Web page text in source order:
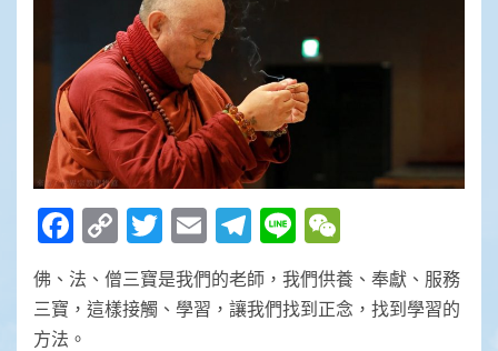
Facebook
Copy
Link
Twitter
EmailTelegram
Line
佛、法、僧三寶是我們的老師，我們供養、奉獻、服務
三寶，這樣接觸、學習，讓我們找到正念，找到學習的
方法。